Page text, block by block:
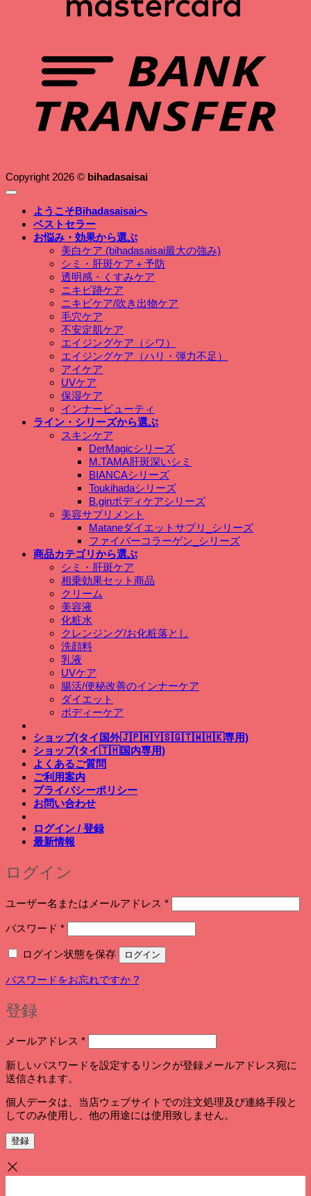
Copyright 2026 © bihadasaisai
ようこそBihadasaisaiへ
ベストセラー
お悩み・効果から選ぶ
美白ケア (bihadasaisai最大の強み)
シミ・肝斑ケア＋予防
透明感・くすみケア
ニキビ跡ケア
ニキビケア/吹き出物ケア
毛穴ケア
不安定肌ケア
エイジングケア（シワ）
エイジングケア（ハリ・弾力不足）
アイケア
UVケア
保湿ケア
インナービューティ
ライン・シリーズから選ぶ
スキンケア
DerMagicシリーズ
M.TAMA肝斑深いシミ
BIANCAシリーズ
Toukihadaシリーズ
B.ginボディケアシリーズ
美容サプリメント
Mataneダイエットサプリ_シリーズ
ファイバーコラーゲン_シリーズ
商品カテゴリから選ぶ
シミ・肝斑ケア
相乗効果セット商品
クリーム
美容液
化粧水
クレンジング/お化粧落とし
洗顔料
乳液
UVケア
腸活/便秘改善のインナーケア
ダイエット
ボディーケア
ショップ(タイ国外🇯🇵🇲🇾🇸🇬🇹🇼🇭🇰専用)
ショップ(タイ🇹🇭国内専用)
よくあるご質問
ご利用案内
プライバシーポリシー
お問い合わせ
ログイン / 登録
最新情報
ログイン
ユーザー名またはメールアドレス *必
須
パスワード *必
須
ログイン状態を保存
ログイン
パスワードをお忘れですか ?
登録
メールアドレス *必
須
新しいパスワードを設定するリンクが登録メールアドレス宛に
送信されます。
個人データは、当店ウェブサイトでの注文処理及び連絡手段と
してのみ使用し、他の用途には使用致しません。
登録